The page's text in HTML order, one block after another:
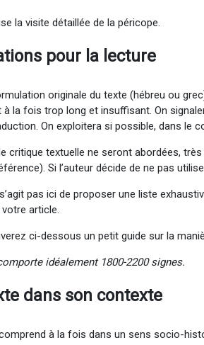
la visite détaillée de la péricope.
pour la lecture
originale du texte (hébreu ou
à la fois trop long et insuffisant. On
On exploitera si possible, dans le
critique textuelle ne seront abordées,
Si l’auteur décide de ne pas
pas ici de proposer une liste
article.
ci-dessous un petit guide sur la
idéalement 1800-2200 signes.
dans son contexte
à la fois dans un sens socio-